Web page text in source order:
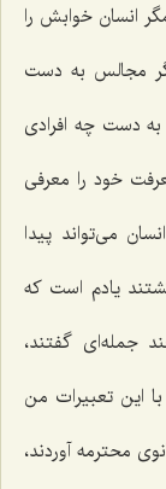
انسان خوابش را
مجالس به دست
دست چه افرادی
خود را معرفی
می‌تواند پیدا
یادم است که
جمله‌ای گفتند،
این تعبیرات من
محترمه آوردند،